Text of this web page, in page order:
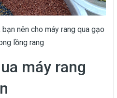
nên cho máy rang qua gạo
lồng rang
máy rang